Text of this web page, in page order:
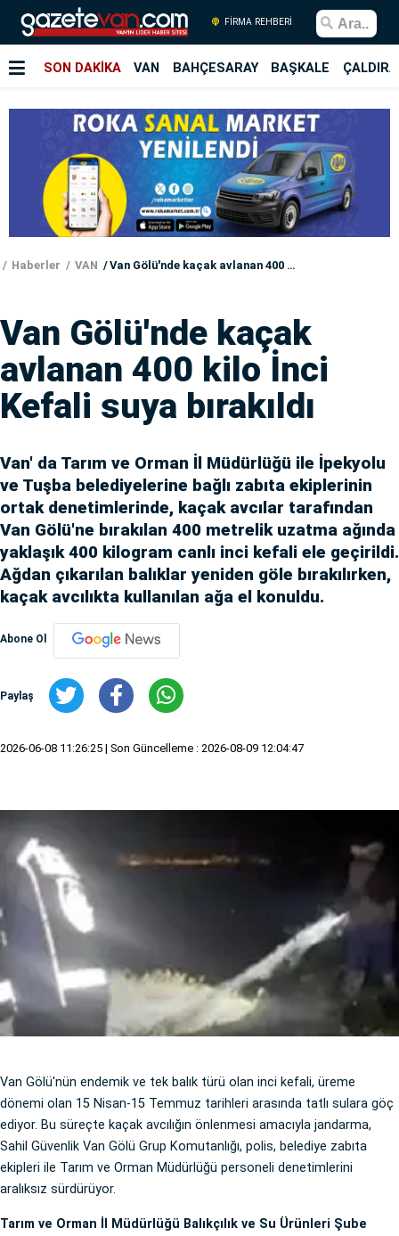
FİRMA REHBERİ
SON DAKİKA VAN BAHÇESARAY BAŞKALE
Haberler VAN Van Gölü'nde kaçak avlanan 400 kilo İnci Kefali suya bırakıldı
Van Gölü'nde kaçak
avlanan 400 kilo İnci
Kefali suya bırakıldı
Van' da Tarım ve Orman İl Müdürlüğü ile İpekyolu
ve Tuşba belediyelerine bağlı zabıta ekiplerinin
ortak denetimlerinde, kaçak avcılar tarafından
Van Gölü'ne bırakılan 400 metrelik uzatma ağında
yaklaşık 400 kilogram canlı inci kefali ele geçirildi.
Ağdan çıkarılan balıklar yeniden göle bırakılırken,
kaçak avcılıkta kullanılan ağa el konuldu.
Abone Ol
Paylaş
2026-06-08 11:26:25 | Son Güncelleme : 2026-08-09 12:04:47
Van Gölü'nün endemik ve tek balık türü olan inci kefali, üreme
dönemi olan 15 Nisan-15 Temmuz tarihleri arasında tatlı sulara göç
ediyor. Bu süreçte kaçak avcılığın önlenmesi amacıyla jandarma,
Sahil Güvenlik Van Gölü Grup Komutanlığı, polis, belediye zabıta
ekipleri ile Tarım ve Orman Müdürlüğü personeli denetimlerini
aralıksız sürdürüyor.
Tarım ve Orman İl Müdürlüğü Balıkçılık ve Su Ürünleri Şube